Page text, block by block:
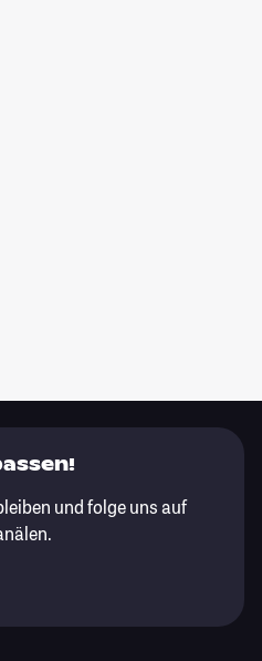
und folge uns auf